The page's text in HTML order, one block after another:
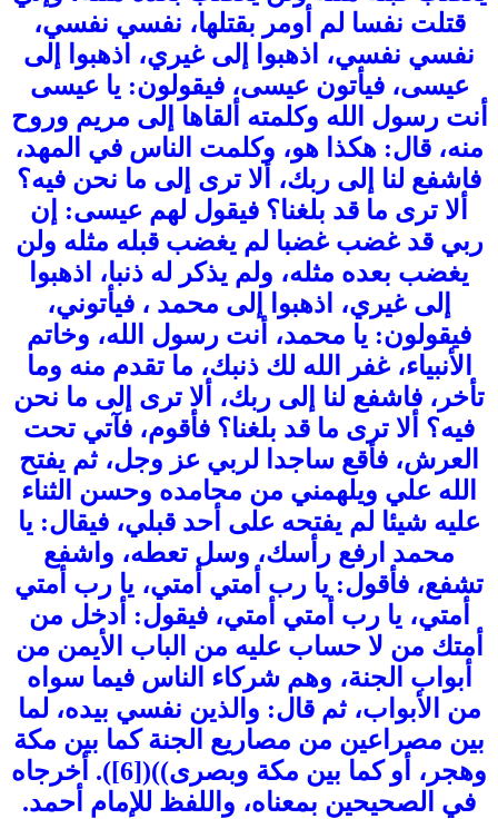
قتلت نفسا لم أومر بقتلها، نفسي نفسي،
نفسي نفسي، اذهبوا إلى غيري، اذهبوا إلى
عيسى، فيأتون عيسى، فيقولون: يا عيسى
أنت رسول الله وكلمته ألقاها إلى مريم وروح
منه، قال: هكذا هو، وكلمت الناس في المهد،
فاشفع لنا إلى ربك، ألا ترى إلى ما نحن فيه؟
ألا ترى ما قد بلغنا؟ فيقول لهم عيسى: إن
ربي قد غضب غضبا لم يغضب قبله مثله ولن
يغضب بعده مثله، ولم يذكر له ذنبا، اذهبوا
إلى غيري، اذهبوا إلى محمد ، فيأتوني،
فيقولون: يا محمد، أنت رسول الله، وخاتم
الأنبياء، غفر الله لك ذنبك، ما تقدم منه وما
تأخر، فاشفع لنا إلى ربك، ألا ترى إلى ما نحن
فيه؟ ألا ترى ما قد بلغنا؟ فأقوم، فآتي تحت
العرش، فأقع ساجدا لربي عز وجل، ثم يفتح
الله علي ويلهمني من محامده وحسن الثناء
عليه شيئا لم يفتحه على أحد قبلي، فيقال: يا
محمد ارفع رأسك، وسل تعطه، واشفع
تشفع، فأقول: يا رب أمتي أمتي، يا رب أمتي
أمتي، يا رب أمتي أمتي، فيقول: أدخل من
أمتك من لا حساب عليه من الباب الأيمن من
أبواب الجنة، وهم شركاء الناس فيما سواه
من الأبواب، ثم قال: والذين نفسي بيده، لما
بين مصراعين من مصاريع الجنة كما بين مكة
وهجر، أو كما بين مكة وبصرى))([6]). أخرجاه
في الصحيحين بمعناه، واللفظ للإمام أحمد.